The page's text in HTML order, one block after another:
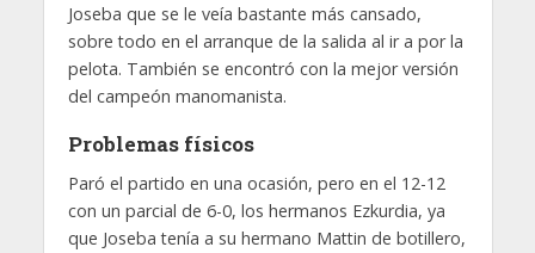
Joseba que se le veía bastante más cansado,
sobre todo en el arranque de la salida al ir a por la
pelota. También se encontró con la mejor versión
del campeón manomanista.
Problemas físicos
Paró el partido en una ocasión, pero en el 12-12
con un parcial de 6-0, los hermanos Ezkurdia, ya
que Joseba tenía a su hermano Mattin de botillero,